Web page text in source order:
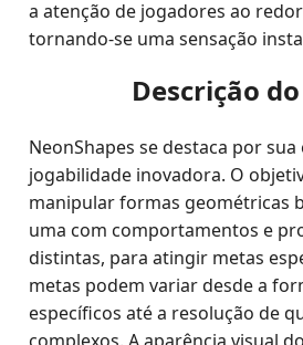
a atenção de jogadores ao
tornando-se uma sensação
Descrição
NeonShapes se destaca por
jogabilidade inovadora. O
manipular formas geométricas
uma com comportamentos e
distintas, para atingir metas
metas podem variar desde a
específicos até a resolução de